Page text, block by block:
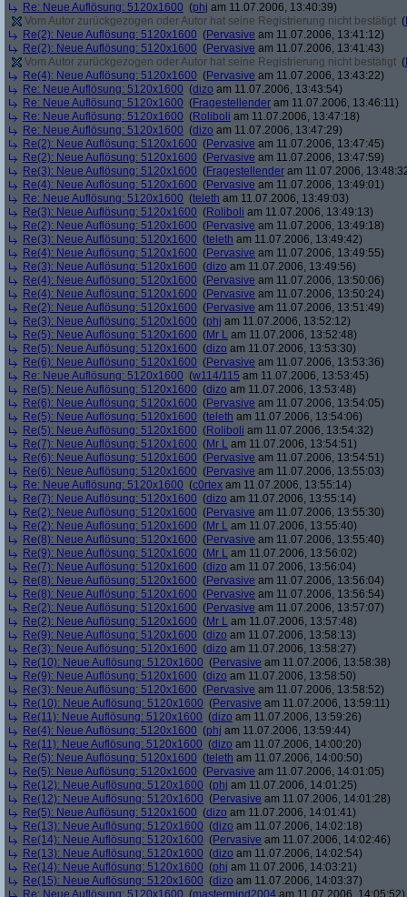
Re: Neue Auflösung: 5120x1600 (phj am 11.07.2006, 13:40:39)
Vom Autor zurückgezogen oder Autor hat seine Registrierung nicht bestätigt (
Re(2): Neue Auflösung: 5120x1600 (Pervasive am 11.07.2006, 13:41:12)
Re(2): Neue Auflösung: 5120x1600 (Pervasive am 11.07.2006, 13:41:43)
Vom Autor zurückgezogen oder Autor hat seine Registrierung nicht bestätigt (
Re(4): Neue Auflösung: 5120x1600 (Pervasive am 11.07.2006, 13:43:22)
Re: Neue Auflösung: 5120x1600 (dizo am 11.07.2006, 13:43:54)
Re: Neue Auflösung: 5120x1600 (Fragestellender am 11.07.2006, 13:46:11)
Re: Neue Auflösung: 5120x1600 (Roliboli am 11.07.2006, 13:47:18)
Re: Neue Auflösung: 5120x1600 (dizo am 11.07.2006, 13:47:29)
Re(2): Neue Auflösung: 5120x1600 (Pervasive am 11.07.2006, 13:47:45)
Re(2): Neue Auflösung: 5120x1600 (Pervasive am 11.07.2006, 13:47:59)
Re(3): Neue Auflösung: 5120x1600 (Fragestellender am 11.07.2006,
Re(4): Neue Auflösung: 5120x1600 (Pervasive am 11.07.2006, 13:49:01)
Re: Neue Auflösung: 5120x1600 (teleth am 11.07.2006, 13:49:03)
Re(3): Neue Auflösung: 5120x1600 (Roliboli am 11.07.2006, 13:49:13)
Re(2): Neue Auflösung: 5120x1600 (Pervasive am 11.07.2006, 13:49:18)
Re(3): Neue Auflösung: 5120x1600 (teleth am 11.07.2006, 13:49:42)
Re(4): Neue Auflösung: 5120x1600 (Pervasive am 11.07.2006, 13:49:55)
Re(3): Neue Auflösung: 5120x1600 (dizo am 11.07.2006, 13:49:56)
Re(4): Neue Auflösung: 5120x1600 (Pervasive am 11.07.2006, 13:50:06)
Re(4): Neue Auflösung: 5120x1600 (Pervasive am 11.07.2006, 13:50:24)
Re(2): Neue Auflösung: 5120x1600 (Pervasive am 11.07.2006, 13:51:49)
Re(3): Neue Auflösung: 5120x1600 (phj am 11.07.2006, 13:52:12)
Re(5): Neue Auflösung: 5120x1600 (Mr L am 11.07.2006, 13:52:48)
Re(5): Neue Auflösung: 5120x1600 (dizo am 11.07.2006, 13:53:30)
Re(6): Neue Auflösung: 5120x1600 (Pervasive am 11.07.2006, 13:53:36)
Re: Neue Auflösung: 5120x1600 (w114/115 am 11.07.2006, 13:53:45)
Re(5): Neue Auflösung: 5120x1600 (dizo am 11.07.2006, 13:53:48)
Re(6): Neue Auflösung: 5120x1600 (Pervasive am 11.07.2006, 13:54:05)
Re(5): Neue Auflösung: 5120x1600 (teleth am 11.07.2006, 13:54:06)
Re(5): Neue Auflösung: 5120x1600 (Roliboli am 11.07.2006, 13:54:32)
Re(7): Neue Auflösung: 5120x1600 (Mr L am 11.07.2006, 13:54:51)
Re(6): Neue Auflösung: 5120x1600 (Pervasive am 11.07.2006, 13:54:51)
Re(6): Neue Auflösung: 5120x1600 (Pervasive am 11.07.2006, 13:55:03)
Re: Neue Auflösung: 5120x1600 (c0rtex am 11.07.2006, 13:55:14)
Re(7): Neue Auflösung: 5120x1600 (dizo am 11.07.2006, 13:55:14)
Re(2): Neue Auflösung: 5120x1600 (Pervasive am 11.07.2006, 13:55:30)
Re(2): Neue Auflösung: 5120x1600 (Mr L am 11.07.2006, 13:55:40)
Re(8): Neue Auflösung: 5120x1600 (Pervasive am 11.07.2006, 13:55:40)
Re(9): Neue Auflösung: 5120x1600 (Mr L am 11.07.2006, 13:56:02)
Re(7): Neue Auflösung: 5120x1600 (dizo am 11.07.2006, 13:56:04)
Re(8): Neue Auflösung: 5120x1600 (Pervasive am 11.07.2006, 13:56:04)
Re(8): Neue Auflösung: 5120x1600 (Pervasive am 11.07.2006, 13:56:54)
Re(2): Neue Auflösung: 5120x1600 (Pervasive am 11.07.2006, 13:57:07)
Re(2): Neue Auflösung: 5120x1600 (Mr L am 11.07.2006, 13:57:48)
Re(9): Neue Auflösung: 5120x1600 (dizo am 11.07.2006, 13:58:13)
Re(3): Neue Auflösung: 5120x1600 (dizo am 11.07.2006, 13:58:27)
Re(10): Neue Auflösung: 5120x1600 (Pervasive am 11.07.2006, 13:58:38)
Re(9): Neue Auflösung: 5120x1600 (dizo am 11.07.2006, 13:58:50)
Re(3): Neue Auflösung: 5120x1600 (Pervasive am 11.07.2006, 13:58:52)
Re(10): Neue Auflösung: 5120x1600 (Pervasive am 11.07.2006, 13:59:11)
Re(11): Neue Auflösung: 5120x1600 (dizo am 11.07.2006, 13:59:26)
Re(4): Neue Auflösung: 5120x1600 (phj am 11.07.2006, 13:59:44)
Re(11): Neue Auflösung: 5120x1600 (dizo am 11.07.2006, 14:00:20)
Re(5): Neue Auflösung: 5120x1600 (teleth am 11.07.2006, 14:00:50)
Re(5): Neue Auflösung: 5120x1600 (Pervasive am 11.07.2006, 14:01:05)
Re(12): Neue Auflösung: 5120x1600 (phj am 11.07.2006, 14:01:25)
Re(12): Neue Auflösung: 5120x1600 (Pervasive am 11.07.2006, 14:01:28)
Re(5): Neue Auflösung: 5120x1600 (dizo am 11.07.2006, 14:01:41)
Re(13): Neue Auflösung: 5120x1600 (dizo am 11.07.2006, 14:02:18)
Re(14): Neue Auflösung: 5120x1600 (Pervasive am 11.07.2006, 14:02:46)
Re(13): Neue Auflösung: 5120x1600 (dizo am 11.07.2006, 14:02:54)
Re(14): Neue Auflösung: 5120x1600 (phj am 11.07.2006, 14:03:21)
Re(15): Neue Auflösung: 5120x1600 (dizo am 11.07.2006, 14:03:37)
Re: Neue Auflösung: 5120x1600 (mastermind2004 am 11.07.2006, 14:05:52)